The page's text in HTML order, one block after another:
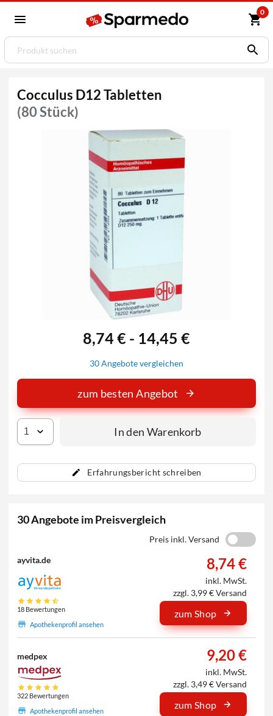
0
Cocculus D12 Tabletten
(80 Stück)
Erfahrungsbericht schreiben
8,74 € - 14,45 €
30 Angebote vergleichen
zum besten Angebot
In den Warenkorb
30 Angebote im Preisvergleich
Preis inkl. Versand
ayvita.de
18 Bewertungen
Apothekenprofil ansehen
8,74 €
inkl. MwSt.
zzgl. 3,99 € Versand
zum Shop
medpex
322 Bewertungen
Apothekenprofil ansehen
9,20 €
inkl. MwSt.
zzgl. 3,49 € Versand
zum Shop